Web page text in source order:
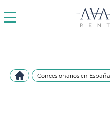
Concesionarios en España